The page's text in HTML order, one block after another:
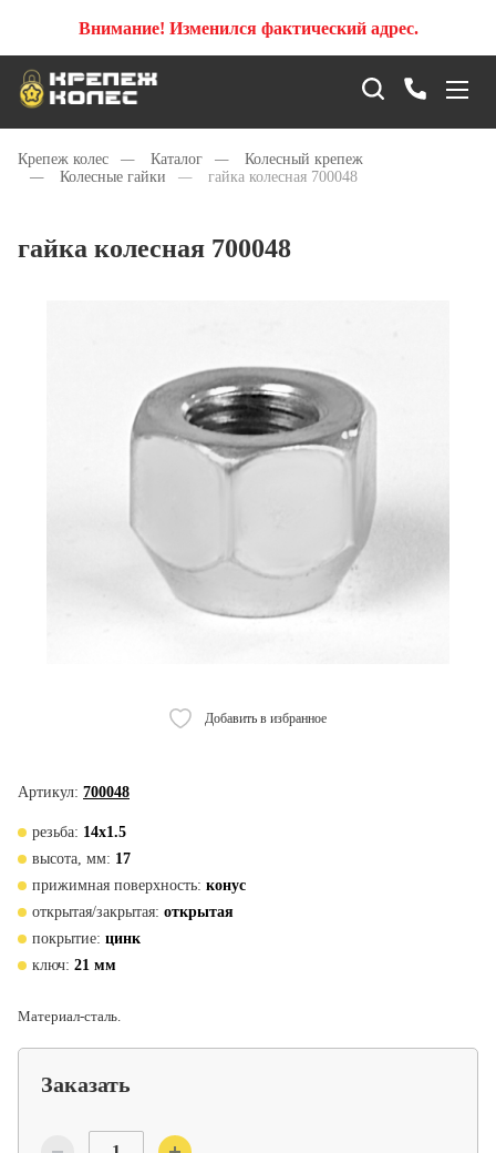
Внимание! Изменился фактический адрес.
Крепеж колес — Каталог —
Колесный крепеж
—
Колесные гайки — гайка колесная 700048
гайка колесная 700048
Добавить в избранное
Артикул: 700048
резьба: 14х1.5
высота, мм: 17
прижимная поверхность: конус
открытая/закрытая: открытая
покрытие: цинк
ключ: 21 мм
Материал-сталь.
Заказать